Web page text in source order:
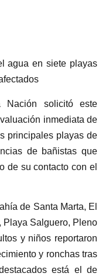
agua en siete playas
Nación solicitó este
inmediata de
principales playas de
de bañistas que
de su contacto con el
de Santa Marta, El
Playa Salguero, Pleno
y niños reportaron
y ronchas tras
está el de